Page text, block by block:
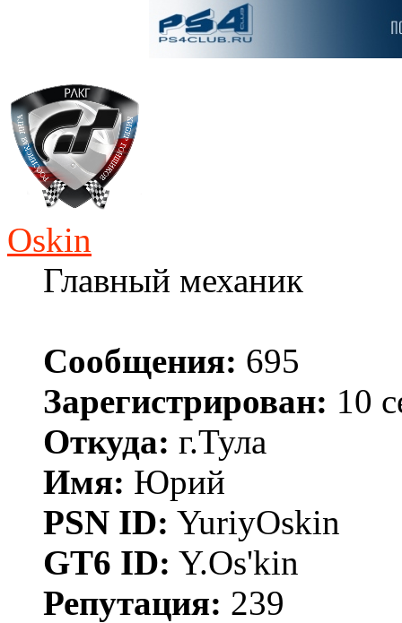
Oskin
Главный механик
Сообщения: 695
Зарегистрирован: 10
Откуда: г.Тула
Имя: Юрий
PSN ID: YuriyOskin
GT6 ID: Y.Os'kin
Репутация: 239